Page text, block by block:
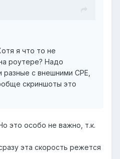
я что то не
роутере? Надо
с внешними CPE,
скриншоты это
это особо не важно, т.к.
эта скорость режется